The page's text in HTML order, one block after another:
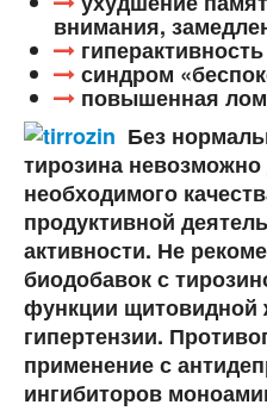
внимания,
синдром
повышенная
Без
тирозина невозможно
необходимого
продуктивной
активности. Не
биодобавок с
функции щитовидной
гипертензии.
применение с
ингибиторов